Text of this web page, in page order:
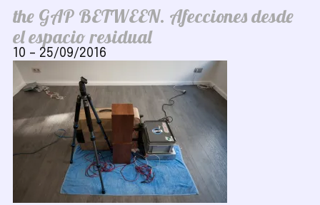
the GAP BETWEEN. Afecciones desde
el espacio residual
10 – 25/09/2016